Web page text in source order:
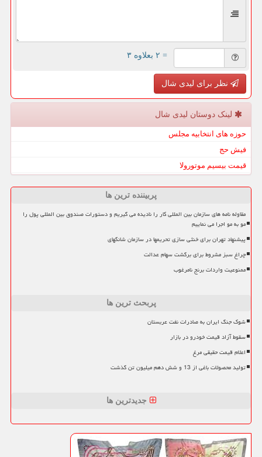
= ۲ بعلاوه ۳
نظر برای لیدی شال
لینک دوستان لیدی شال
حوزه های انتخابیه مجلس
فیش حج
قیمت بیسیم موتورولا
پربیننده ترین ها
مقاوله نامه های سازمان بین المللی کار را نادیده می گیریم و دستورات صندوق بین المللی پول را
مو به مو اجرا می نماییم
پیشنهاد تهران برای خنثی سازی تحریمها در سازمان شانگهای
چراغ سبز مشروط برای برگشت سهام عدالت
ممنوعیت واردات برنج نامرغوب
پربحث ترین ها
شوک جنگ ایران به صادرات نفت عربستان
سقوط آزاد قیمت خودرو در بازار
اعلام قیمت حقیقی مرغ
تولید محصولات باغی از 13 و شش دهم میلیون تن گذشت
جدیدترین ها